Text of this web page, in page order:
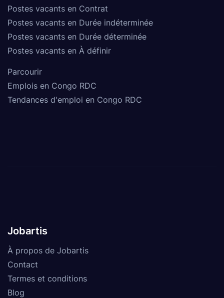
Postes vacants en Contrat
Postes vacants en Durée indéterminée
Postes vacants en Durée déterminée
Postes vacants en À définir
Parcourir
Emplois en Congo RDC
Tendances d'emploi en Congo RDC
Jobartis
À propos de Jobartis
Contact
Termes et conditions
Blog